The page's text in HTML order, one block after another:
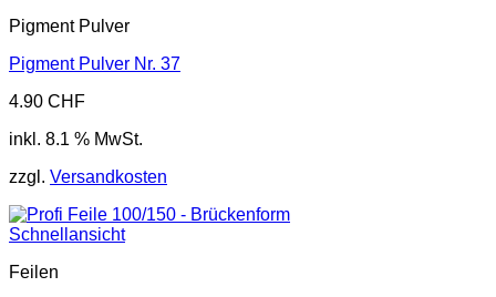
Pigment Pulver
Pigment Pulver Nr. 37
4.90 CHF
inkl. 8.1 % MwSt.
zzgl. Versandkosten
Schnellansicht
Feilen